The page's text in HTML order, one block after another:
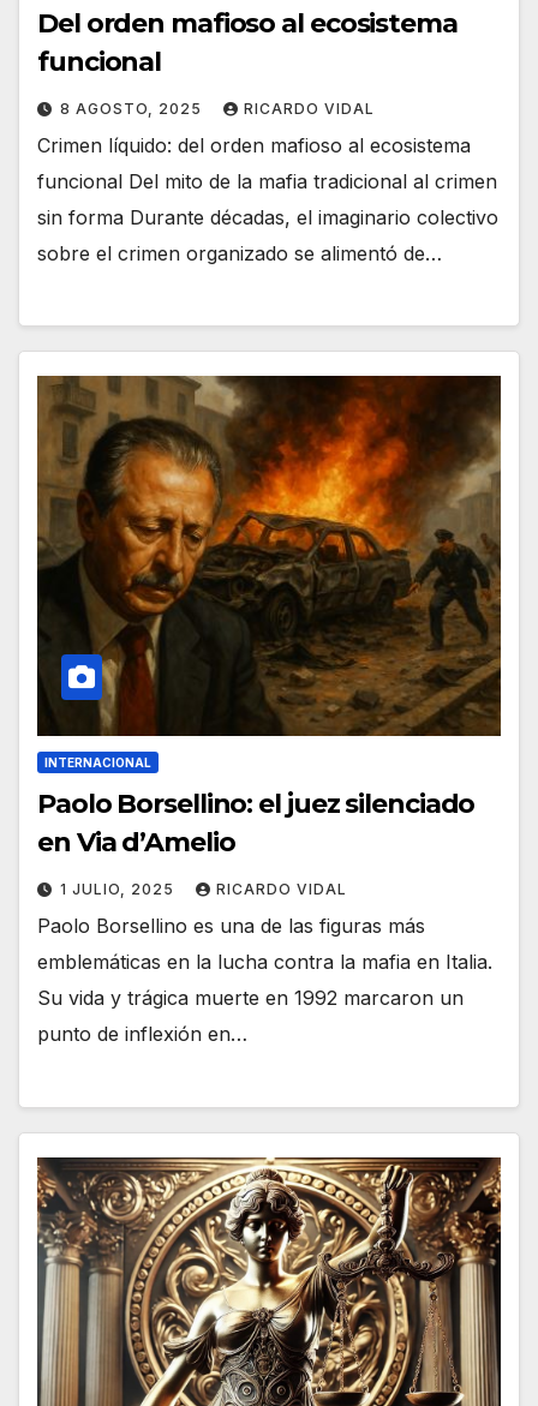
Del orden mafioso al ecosistema
funcional
8 AGOSTO, 2025 RICARDO VIDAL
Crimen líquido: del orden mafioso al ecosistema
funcional Del mito de la mafia tradicional al crimen
sin forma Durante décadas, el imaginario colectivo
sobre el crimen organizado se alimentó de…
INTERNACIONAL
Paolo Borsellino: el juez silenciado
en Via d’Amelio
1 JULIO, 2025 RICARDO VIDAL
Paolo Borsellino es una de las figuras más
emblemáticas en la lucha contra la mafia en Italia.
Su vida y trágica muerte en 1992 marcaron un
punto de inflexión en…